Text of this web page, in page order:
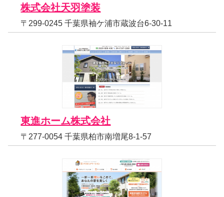
株式会社天羽塗装
〒299-0245 千葉県袖ケ浦市蔵波台6-30-11
東進ホーム株式会社
〒277-0054 千葉県柏市南増尾8-1-57